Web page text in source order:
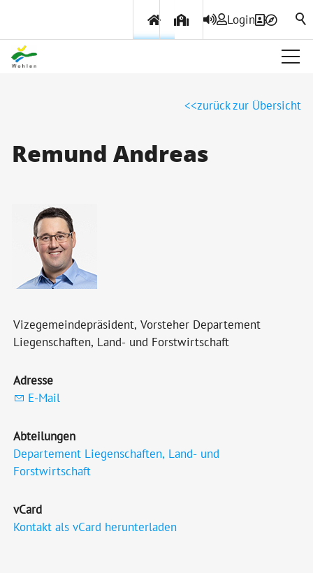
Login
Politik & Verwaltung
zurück zur Übersicht
Remund Andreas
Vizegemeindepräsident, Vorsteher Departement
Liegenschaften, Land- und Forstwirtschaft
Adresse
E-Mail
Abteilungen
Departement Liegenschaften, Land- und
Forstwirtschaft
vCard
Kontakt als vCard herunterladen